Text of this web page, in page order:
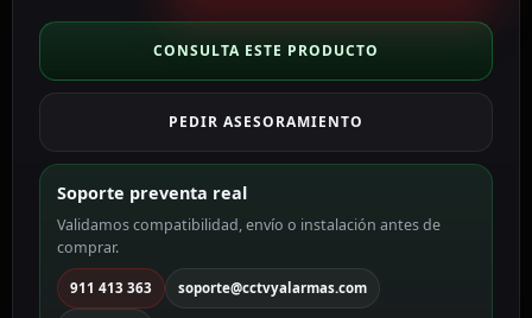
Pila
MnO2
BATT-
cantidad
CONSULTA ESTE PRODUCTO
PEDIR ASESORAMIENTO
Soporte preventa real
Validamos compatibilidad, envío o instalación antes de
comprar.
911 413 363 soporte@cctvyalarmas.com